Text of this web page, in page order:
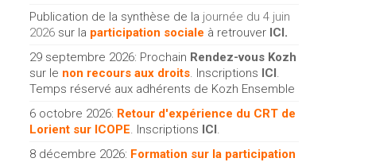
Publication de la synthèse de la journée du 4 juin
2026sur la participation sociale à retrouver ICI.
29 septembre 2026: Prochain Rendez-vous Kozh
sur le non recours aux droits. Inscriptions ICI.
Temps réservé aux adhérents de Kozh Ensemble
6 octobre 2026: Retour d'expérience du CRT de
Lorient sur ICOPE. Inscriptions ICI.
8 décembre 2026: Formation sur la participation